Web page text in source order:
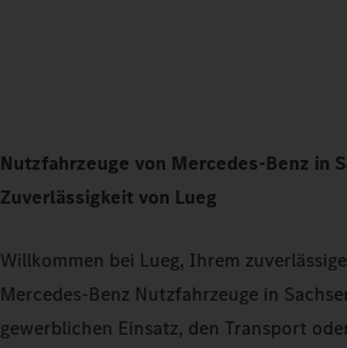
Nutzfahrzeuge von Mercedes-Benz in
Zuverlässigkeit von Lueg
Willkommen bei Lueg, Ihrem
Mercedes-Benz Nutzfahrzeuge in
gewerblichen Einsatz, den Transport